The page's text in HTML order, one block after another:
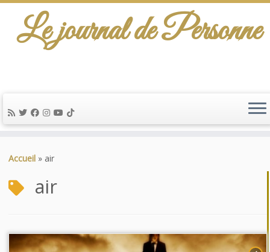
au
Le journal de Personne
Accueil » air
air